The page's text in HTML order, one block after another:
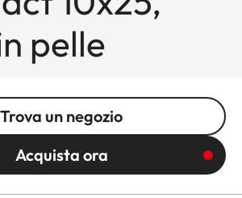
pelle
Trova un negozio
Acquista ora